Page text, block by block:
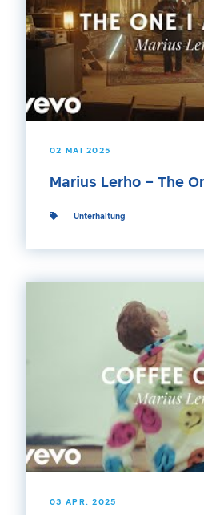
02 MAI 2025
Marius Lerho – The
Unterhaltung
03 APR. 2025